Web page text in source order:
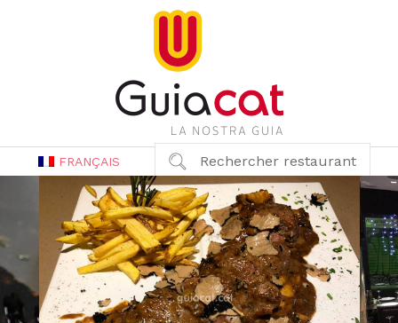
FRANÇAIS Rechercher restaurant